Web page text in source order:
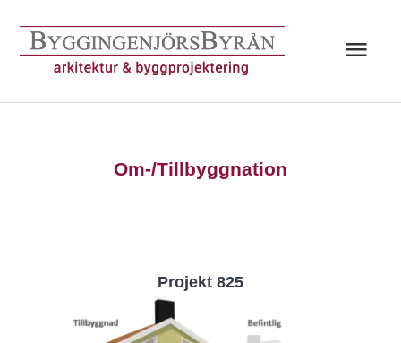
innehåll
Om-/Tillbyggnation
Projekt 825